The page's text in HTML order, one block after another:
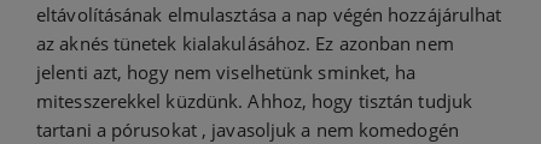
eltávolításának elmulasztása a nap végén hozzájárulhat
az aknés tünetek kialakulásához. Ez azonban nem
jelenti azt, hogy nem viselhetünk sminket, ha
mitesszerekkel küzdünk. Ahhoz, hogy tisztán tudjuk
tartani a pórusokat , javasoljuk a nem komedogén